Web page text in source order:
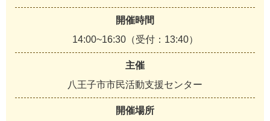
開催時間
14:00~16:30（受付：13:40）
主催
八王子市市民活動支援センター
開催場所